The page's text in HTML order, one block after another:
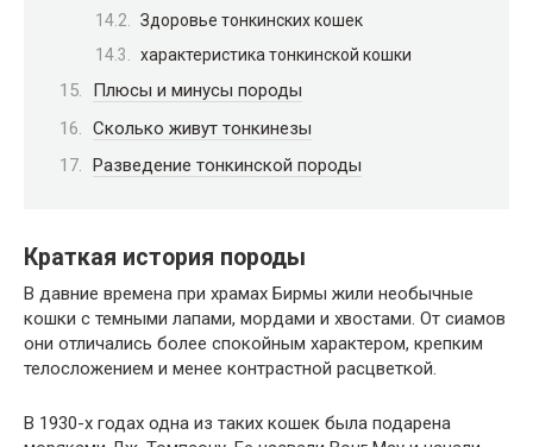
Здоровье тонкинских кошек
характеристика тонкинской кошки
Плюсы и минусы породы
Сколько живут тонкинезы
Разведение тонкинской породы
Краткая история породы
В давние времена при храмах Бирмы жили необычные
кошки с темными лапами, мордами и хвостами. От сиамов
они отличались более спокойным характером, крепким
телосложением и менее контрастной расцветкой.
В 1930-х годах одна из таких кошек была подарена